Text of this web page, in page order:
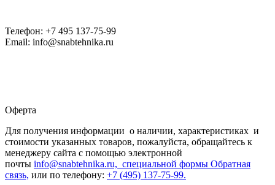
Телефон: +7 495 137-75-99
Email: info@snabtehnika.ru
Оферта
Для получения информации о наличии, характеристиках и
стоимости указанных товаров, пожалуйста, обращайтесь к
менеджеру сайта с помощью электронной
почты info@snabtehnika.ru, специальной формы Обратная
связь, или по телефону: +7 (495) 137-75-99.